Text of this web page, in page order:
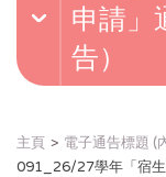
申請」
告）
主頁
電子通告標題 (
091_26/27學年「宿生